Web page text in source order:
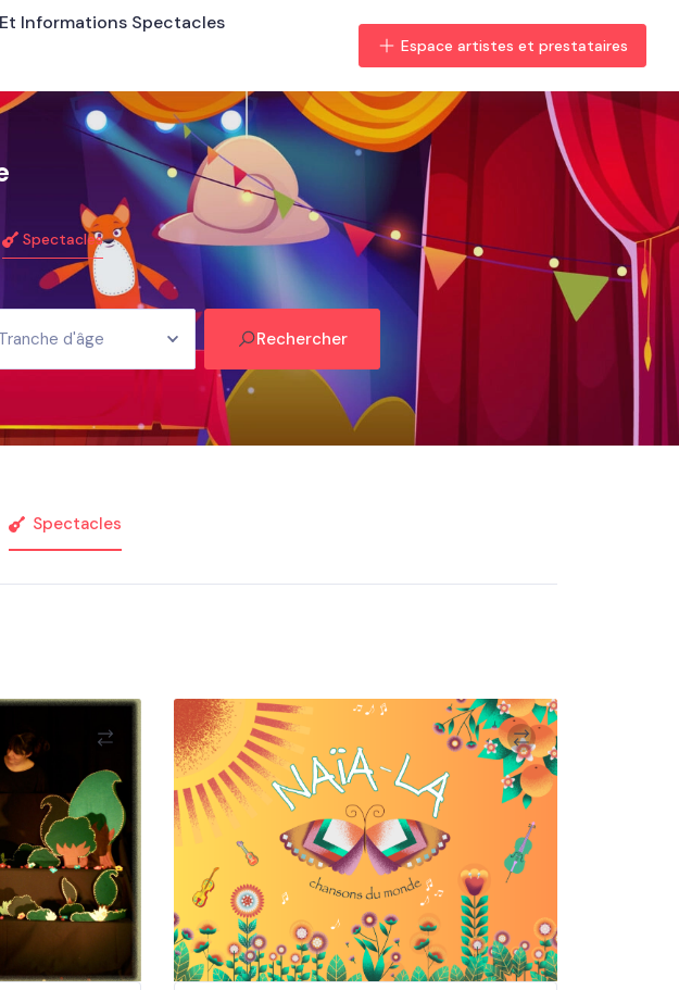
Informations Spectacles
Espace artistes et prestataires
Spectacles
Tranche d'âge Rechercher
Spectacles